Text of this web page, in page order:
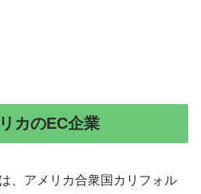
カのEC企業
、アメリカ合衆国カリフォル